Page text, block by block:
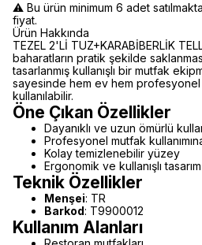
⚠️ Bu ürün minimum 6 adet
fiyat.
Ürün Hakkında
TEZEL 2'Lİ TUZ+KARABİBERLİK
baharatların pratik şekilde
tasarlanmış kullanışlı bir mutfak
sayesinde hem ev hem profesyonel
kullanılabilir.
Öne Çıkan Özellikler
Dayanıklı ve uzun ömürlü
Profesyonel mutfak
Kolay temizlenebilir yüzey
Ergonomik ve kullanışlı tasarım
Teknik Özellikler
Menşei: TR
Barkod: T9900012
Kullanım Alanları